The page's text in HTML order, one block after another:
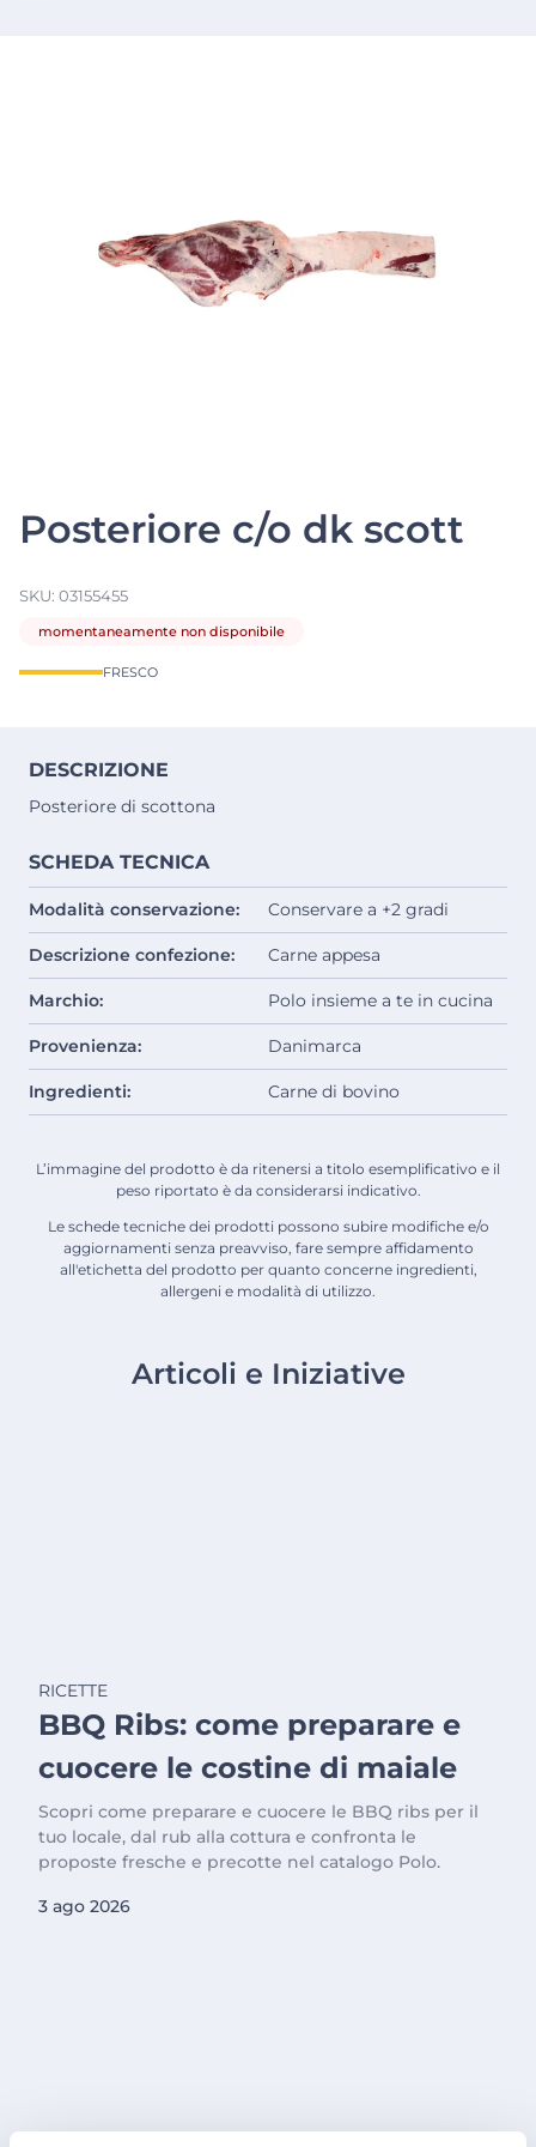
Posteriore c/o dk scott
SKU: 03155455
momentaneamente non disponibile
FRESCO
DESCRIZIONE
Posteriore di scottona
SCHEDA TECNICA
Modalità conservazione: Conservare a +2 gradi
Descrizione confezione: Carne appesa
Marchio: Polo insieme a te in cucina
Provenienza: Danimarca
Ingredienti: Carne di bovino
L’immagine del prodotto è da ritenersi a titolo esemplificativo e il
peso riportato è da considerarsi indicativo.
Le schede tecniche dei prodotti possono subire modifiche e/o
aggiornamenti senza preavviso, fare sempre affidamento
all'etichetta del prodotto per quanto concerne ingredienti,
allergeni e modalità di utilizzo.
Articoli e Iniziative
RICETTE
BBQ Ribs: come preparare e
cuocere le costine di maiale
Scopri come preparare e cuocere le BBQ ribs per il
tuo locale, dal rub alla cottura e confronta le
proposte fresche e precotte nel catalogo Polo.
3 ago 2026